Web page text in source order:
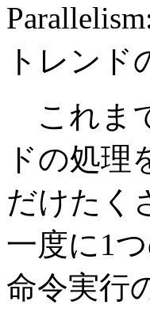
トレンド
これま
ドの処
だけたく
一度に1
命令実行